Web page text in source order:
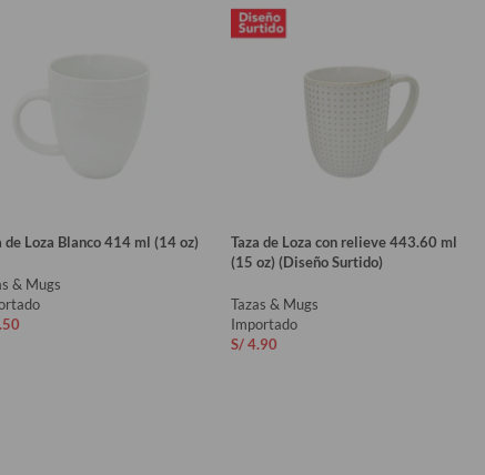
de Loza Blanco 414 ml (14 oz)
& Mugs
Taza de Loza con relieve 443.60 ml
(15 oz) (Diseño Surtido)
Tazas & Mugs
Importado
S/4.90